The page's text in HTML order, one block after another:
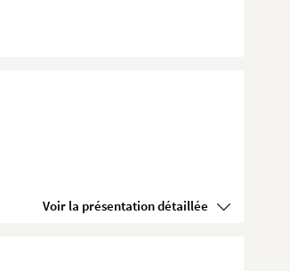
Voir la présentation détaillée